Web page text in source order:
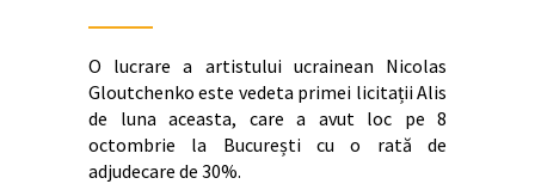
O lucrare a artistului ucrainean Nicolas
Gloutchenko este vedeta primei licitații Alis
de luna aceasta, care a avut loc pe 8
octombrie la București cu o rată de
adjudecare de 30%.